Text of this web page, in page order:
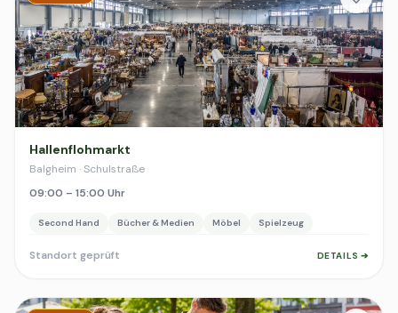
Hallenflohmarkt
Balgheim · Schulstraße
09:00 – 15:00 Uhr
Second Hand Bücher & Medien Möbel Spielzeug
Standort geprüft DETAILS ➔